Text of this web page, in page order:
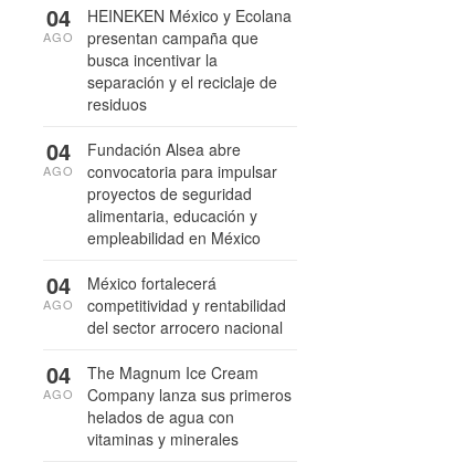
HEINEKEN México y Ecolana
presentan campaña que
busca incentivar la
separación y el reciclaje de
residuos
04
AGO
Fundación Alsea abre
convocatoria para impulsar
proyectos de seguridad
alimentaria, educación y
empleabilidad en México
04
AGO
México fortalecerá
competitividad y rentabilidad
del sector arrocero nacional
04
AGO
The Magnum Ice Cream
Company lanza sus primeros
helados de agua con
vitaminas y minerales
04
AGO